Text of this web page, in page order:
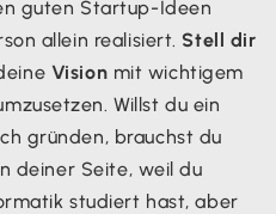
guten Startup-Ideen
allein realisiert. Stell dir
Vision mit wichtigem
Willst du ein
gründen, brauchst du
deiner Seite, weil du
studiert hast, aber